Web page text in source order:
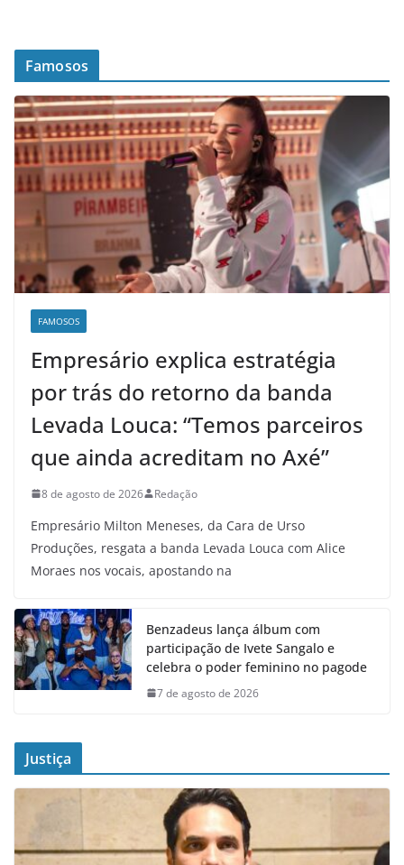
Famosos
FAMOSOS
Empresário explica estratégia
por trás do retorno da banda
Levada Louca: “Temos parceiros
que ainda acreditam no Axé”
8 de agosto de 2026 Redação
Empresário Milton Meneses, da Cara de Urso
Produções, resgata a banda Levada Louca com Alice
Moraes nos vocais, apostando na
Benzadeus lança álbum com
participação de Ivete Sangalo e
celebra o poder feminino no pagode
7 de agosto de 2026
Justiça